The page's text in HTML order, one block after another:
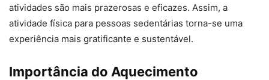
atividades são mais prazerosas e eficazes. Assim, a
atividade física para pessoas sedentárias torna-se uma
experiência mais gratificante e sustentável.
Importância do Aquecimento